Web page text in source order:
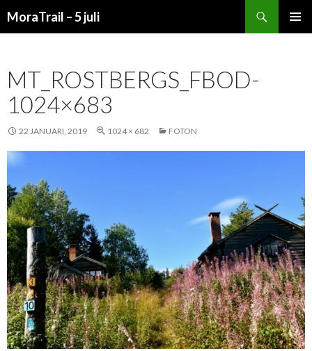
MoraTrail – 5 juli
MT_ROSTBERGS_FBOD-
1024×683
22 JANUARI, 2019 1024 × 682 FOTON